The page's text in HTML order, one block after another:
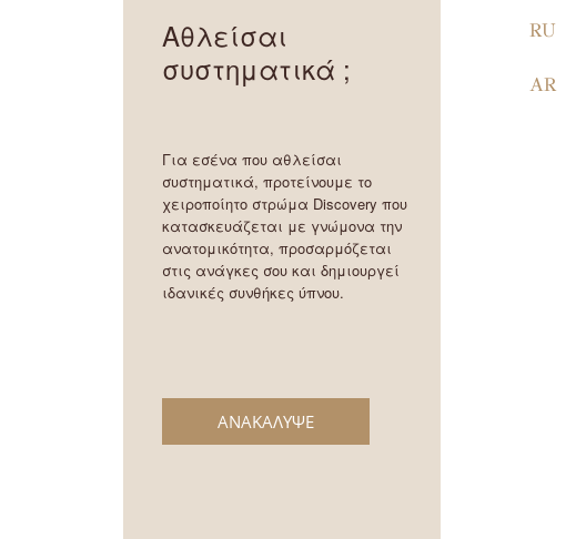
RU
AR
Αθλείσαι
συστηματικά ;
Για εσένα που αθλείσαι
συστηματικά, προτείνουμε το
χειροποίητο στρώμα Discovery που
κατασκευάζεται με γνώμονα την
ανατομικότητα, προσαρμόζεται
στις ανάγκες σου και δημιουργεί
ιδανικές συνθήκες ύπνου.
ΑΝΑΚΑΛΥΨΕ